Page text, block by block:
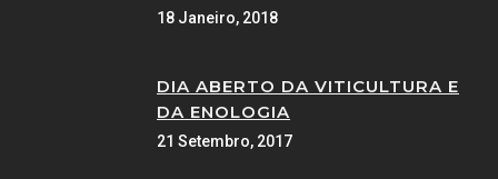
18 Janeiro, 2018
DIA ABERTO DA VITICULTURA E
DA ENOLOGIA
21 Setembro, 2017